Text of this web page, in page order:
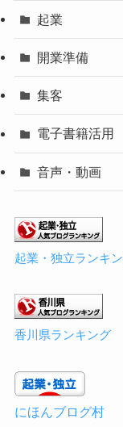
起業
開業準備
集客
電子書籍活用
音声・動画
起業・独立ランキ
香川県ランキング
にほんブログ村